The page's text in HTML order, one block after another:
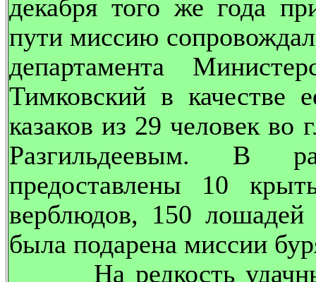
декабря того же года
пути миссию
департамента
Тимковский в качестве
казаков из 29 человек
Разгильдеевым. В
предоставлены 10
верблюдов, 150
была подарена миссии
На редкость удачным